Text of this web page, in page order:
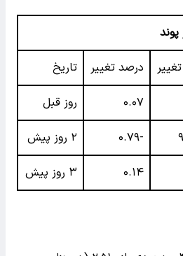
درصد تغییر تاریخ
۰.۰۷ روز قبل
-۰.۷۹ ۲ روز پیش
۰.۱۴ ۳ روز پیش